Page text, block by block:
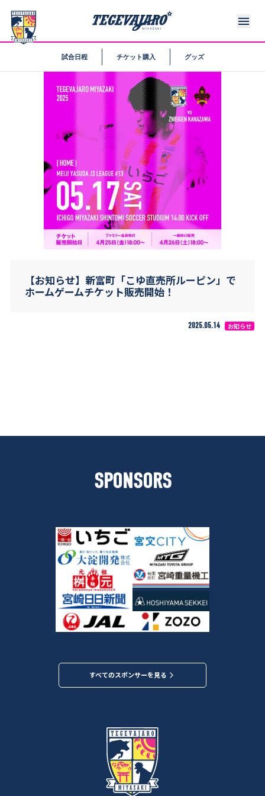
試合日程 チケット購入 グッズ
【お知らせ】新富町「こゆ直売所ルーピン」で
ホームゲームチケット販売開始！
2025.05.14 お知らせ
SPONSORS
すべてのスポンサーを見る